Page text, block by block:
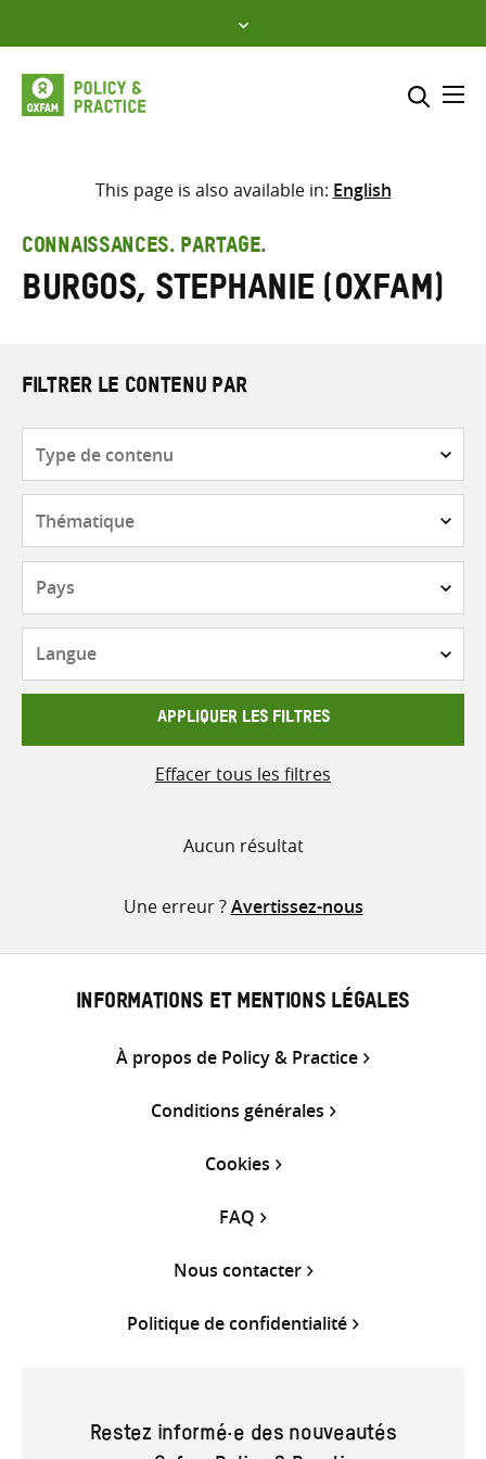
to
content
Sélectionner l’emplacement
Saisir
les
termes
This page is also available in: English
CONNAISSANCES. PARTAGE.
Burgos, Stephanie (Oxfam)
FILTRER LE CONTENU PAR
contenu
APPLIQUER LES FILTRES
Effacer tous les filtres
Aucun résultat
Une erreur ?Avertissez-nous
INFORMATIONS ET MENTIONS LÉGALES
À propos de Policy & Practice
Conditions générales
Cookies
FAQ
Nous contacter
Politique de confidentialité
Restez informé·e des nouveautés